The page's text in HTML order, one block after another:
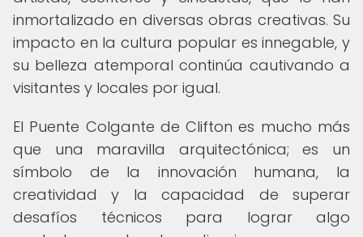
inmortalizado en diversas obras creativas. Su
impacto en la cultura popular es innegable, y
su belleza atemporal continúa cautivando a
visitantes y locales por igual.
El Puente Colgante de Clifton es mucho más
que una maravilla arquitectónica; es un
símbolo de la innovación humana, la
creatividad y la capacidad de superar
desafíos técnicos para lograr algo